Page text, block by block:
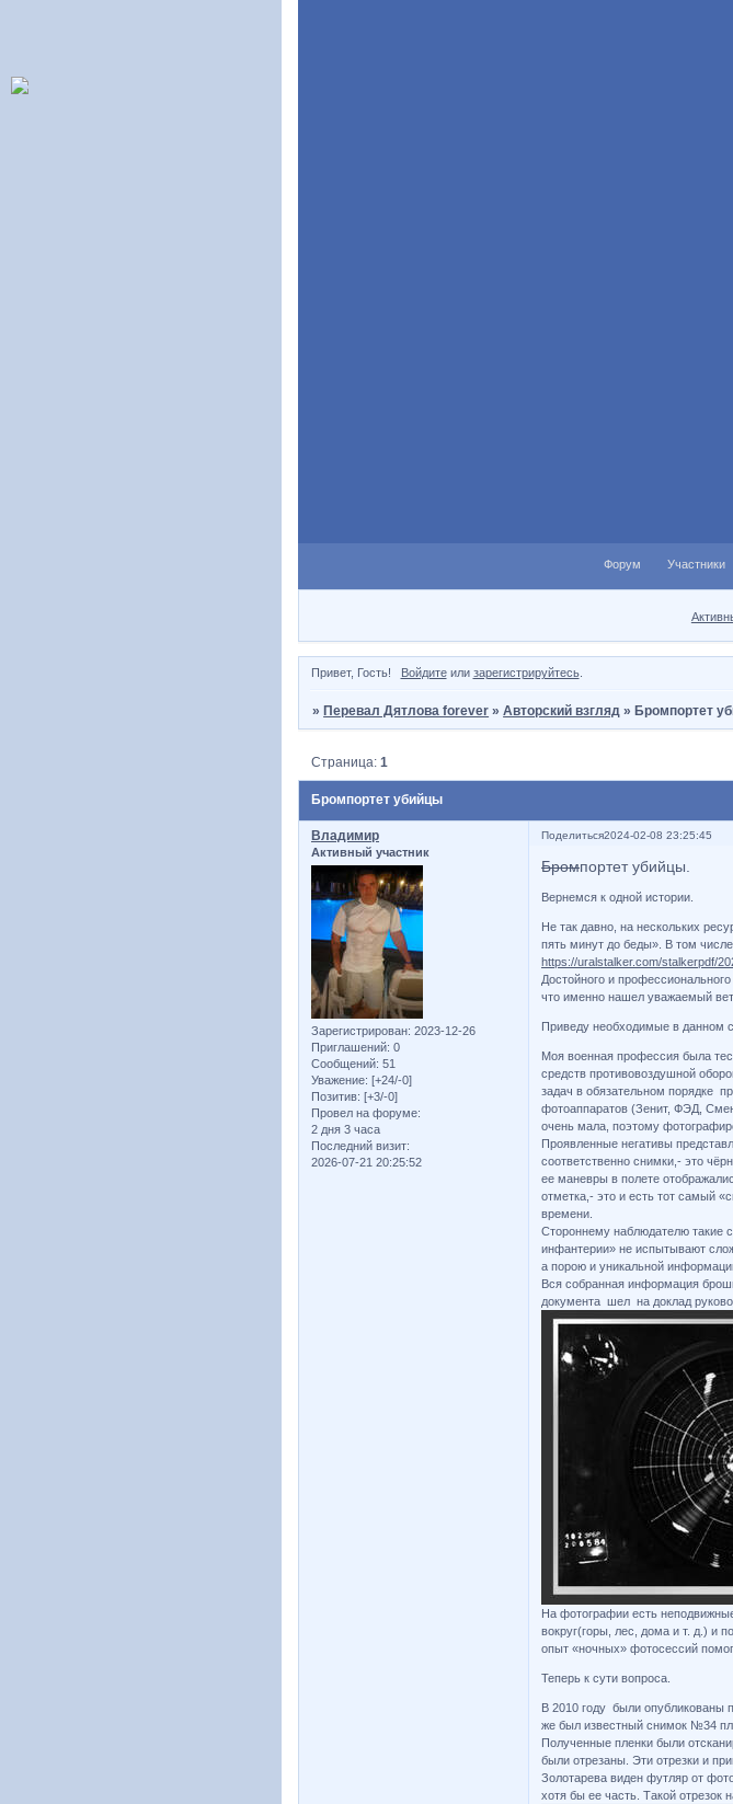
Форум Участники
Привет, Гость! Войдитеили зарегистрируйтесь.
»Перевал Дятлова forever »Авторский взгляд »Бромпортет
Бромпортет убийцы
Страница:1
Поделиться2024-02-08 23:25:45
Владимир
Активный участник
Зарегистрирован: 2023-12-26
Приглашений: 0
Сообщений: 51
Уважение: [+24/-0]
Позитив: [+3/-0]
Провел на форуме:
2 дня 3 часа
Последний визит:
2026-07-21 20:25:52
Бромпортет убийцы.
Вернемся к одной истории.
Не так давно, на нескольких
пять минут до беды». В том
https://uralstalker.com/stalkerpdf/
Достойного и
что именно нашел уважаемый
Приведу необходимые в данном
Моя военная профессия была
средств противовоздушной
задач в обязательном порядке
фотоаппаратов (Зенит, ФЭД,
очень мала, поэтому
Проявленные негативы
соответственно снимки,- это
ее маневры в полете
отметка,- это и есть тот самый
времени.
Стороннему наблюдателю такие
инфантерии» не испытывают
а порою и уникальной
Вся собранная информация
документа шел на доклад
На фотографии есть
вокруг(горы, лес, дома и т. д.) и
опыт «ночных» фотосессий
Теперь к сути вопроса.
В 2010 году были опубликованы
же был известный снимок №34
Полученные пленки были
были отрезаны. Эти отрезки и
Золотарева виден футляр от
хотя бы ее часть. Такой